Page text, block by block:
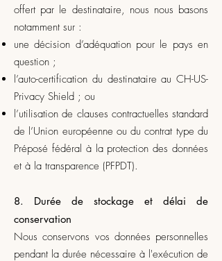
offert par le destinataire, nous nous basons
notamment sur :
une décision d’adéquation pour le pays en
question ;
l’auto-certification du destinataire au CH-US-
Privacy Shield ; ou
l’utilisation de clauses contractuelles standard
de l’Union européenne ou du contrat type du
Préposé fédéral à la protection des données
et à la transparence (PFPDT).
8. Durée de stockage et délai de
conservation
Nous conservons vos données personnelles
pendant la durée nécessaire à l'exécution de